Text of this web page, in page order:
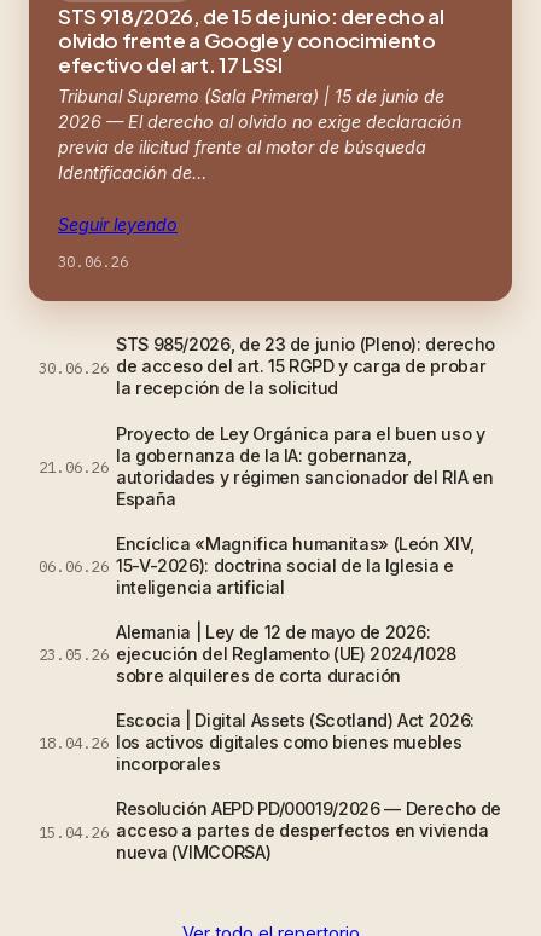
STS 918/2026, de 15 de junio: derecho al
olvido frente a Google y conocimiento
efectivo del art. 17 LSSI
Tribunal Supremo (Sala Primera) | 15 de junio de
2026 — El derecho al olvido no exige declaración
previa de ilicitud frente al motor de búsqueda
Identificación de…
Seguir leyendo
30.06.26
30.06.26
STS 985/2026, de 23 de junio (Pleno): derecho
de acceso del art. 15 RGPD y carga de probar
la recepción de la solicitud
21.06.26
Proyecto de Ley Orgánica para el buen uso y
la gobernanza de la IA: gobernanza,
autoridades y régimen sancionador del RIA en
España
06.06.26
Encíclica «Magnifica humanitas» (León XIV,
15-V-2026): doctrina social de la Iglesia e
inteligencia artificial
23.05.26
Alemania | Ley de 12 de mayo de 2026:
ejecución del Reglamento (UE) 2024/1028
sobre alquileres de corta duración
18.04.26
Escocia | Digital Assets (Scotland) Act 2026:
los activos digitales como bienes muebles
incorporales
15.04.26
Resolución AEPD PD/00019/2026 — Derecho de
acceso a partes de desperfectos en vivienda
nueva (VIMCORSA)